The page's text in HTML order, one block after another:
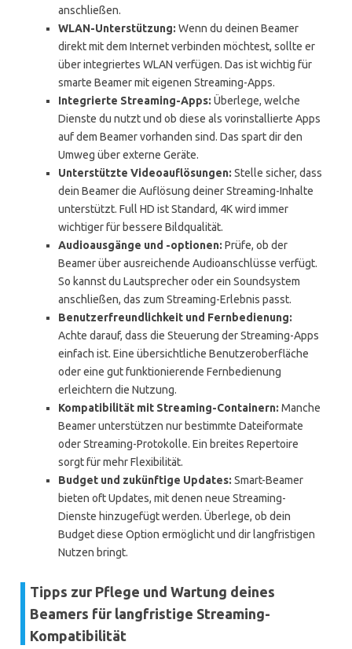
anschließen.
WLAN-Unterstützung: Wenn du deinen Beamer
direkt mit dem Internet verbinden möchtest, sollte er
über integriertes WLAN verfügen. Das ist wichtig für
smarte Beamer mit eigenen Streaming-Apps.
Integrierte Streaming-Apps: Überlege, welche
Dienste du nutzt und ob diese als vorinstallierte Apps
auf dem Beamer vorhanden sind. Das spart dir den
Umweg über externe Geräte.
Unterstützte Videoauflösungen: Stelle sicher, dass
dein Beamer die Auflösung deiner Streaming-Inhalte
unterstützt. Full HD ist Standard, 4K wird immer
wichtiger für bessere Bildqualität.
Audioausgänge und -optionen: Prüfe, ob der
Beamer über ausreichende Audioanschlüsse verfügt.
So kannst du Lautsprecher oder ein Soundsystem
anschließen, das zum Streaming-Erlebnis passt.
Benutzerfreundlichkeit und Fernbedienung:
Achte darauf, dass die Steuerung der Streaming-Apps
einfach ist. Eine übersichtliche Benutzeroberfläche
oder eine gut funktionierende Fernbedienung
erleichtern die Nutzung.
Kompatibilität mit Streaming-Containern: Manche
Beamer unterstützen nur bestimmte Dateiformate
oder Streaming-Protokolle. Ein breites Repertoire
sorgt für mehr Flexibilität.
Budget und zukünftige Updates: Smart-Beamer
bieten oft Updates, mit denen neue Streaming-
Dienste hinzugefügt werden. Überlege, ob dein
Budget diese Option ermöglicht und dir langfristigen
Nutzen bringt.
Tipps zur Pflege und Wartung deines
Beamers für langfristige Streaming-
Kompatibilität